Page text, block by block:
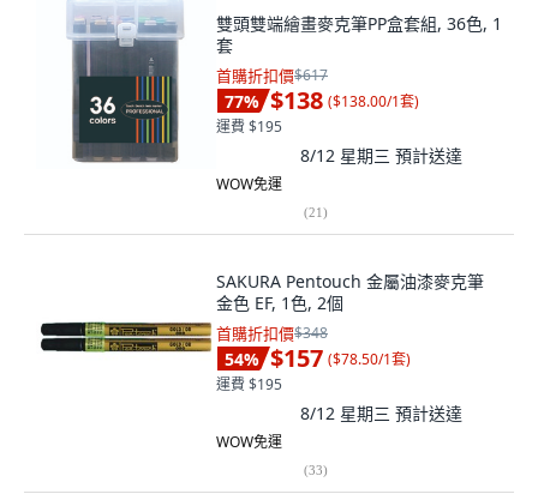
雙頭雙端繪畫麥克筆PP盒套組, 36色, 1
套
首購折扣價$617
77% $138 ($138.00/1套)
運費 $195
8/12 星期三 預計送達
WOW免運
(21)
SAKURA Pentouch 金屬油漆麥克筆
金色 EF, 1色, 2個
首購折扣價$348
54% $157 ($78.50/1套)
運費 $195
8/12 星期三 預計送達
WOW免運
(33)